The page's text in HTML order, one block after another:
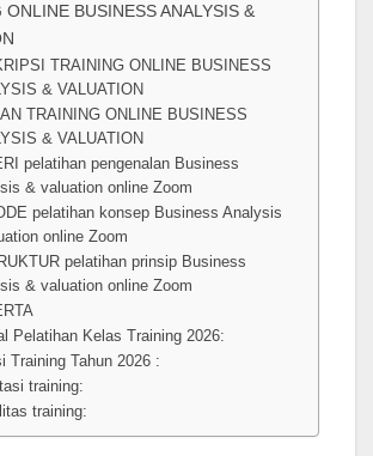
ONLINE BUSINESS ANALYSIS &
TRAINING ONLINE BUSINESS
& VALUATION
TRAINING ONLINE BUSINESS
& VALUATION
pelatihan pengenalan Business
& valuation online Zoom
pelatihan konsep Business Analysis
online Zoom
pelatihan prinsip Business
& valuation online Zoom
Pelatihan Kelas Training 2026:
Training Tahun 2026 :
training:
training: